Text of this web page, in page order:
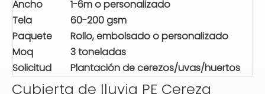
Ancho
1-6m o personalizado
Tela
60-200 gsm
Paquete
Rollo, embolsado o personalizado
Moq
3 toneladas
Solicitud
Plantación de cerezos/uvas/huertos
Cubierta de lluvia PE Cereza